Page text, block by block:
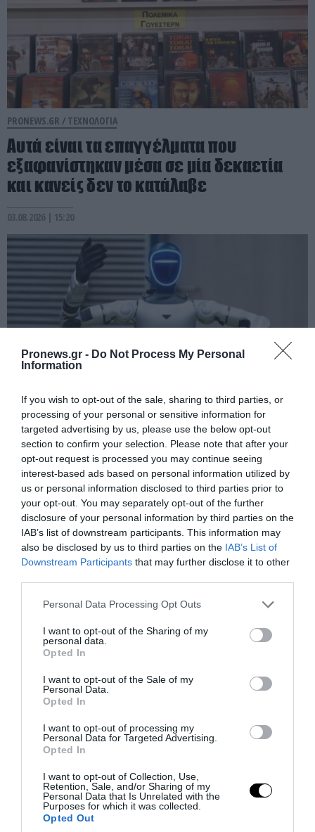
Pronews.gr - Do Not Process My Personal
Information
If you wish to opt-out of the sale, sharing to third parties, or
processing of your personal or sensitive information for
targeted advertising by us, please use the below opt-out
section to confirm your selection. Please note that after your
opt-out request is processed you may continue seeing
interest-based ads based on personal information utilized by
us or personal information disclosed to third parties prior to
your opt-out. You may separately opt-out of the further
disclosure of your personal information by third parties on the
IAB’s list of downstream participants. This information may
also be disclosed by us to third parties on the IAB’s List of
Downstream Participants that may further disclose it to other
Please note that this website/app uses one or more Google
not limited to your visit or usage behaviour. You may click to
grant or deny consent to Google and its third-party tags to
use your data for below specified purposes in below Google
consent section.
Personal Data Processing Opt Outs
I want to opt-out of the Sharing of my
personal data.
Opted In
I want to opt-out of the Sale of my
Personal Data.
Opted In
I want to opt-out of processing my
Personal Data for Targeted Advertising.
Opted In
I want to opt-out of Collection, Use,
Retention, Sale, and/or Sharing of my
Personal Data that Is Unrelated with the
Purposes for which it was collected.
Opted Out
PRONEWS.GR / ΤΕΧΝΟΛΟΓΙΑ
Αυτά είναι τα επαγγέλματα που
εξαφανίστηκαν μέσα σε μία δεκαετία
και κανείς δεν το κατάλαβε
03.08.2026 | 15:20
PRONEWS.GR /ΤΕΧΝΟΛΟΓΙΑ
Βίντεο: Ανθρωποειδή ρομπότ ζητούν…
χρήματα από περαστικούς σε δρόμους
στην Κίνα
03.08.2026 | 12:28
Η τεχνητή νοημοσύνη «έσπασε»
μαθηματικό γρίφο 80 ετών που είχε
αφήσει άφωνους τους επιστήμονες
02.08.2026 | 21:44